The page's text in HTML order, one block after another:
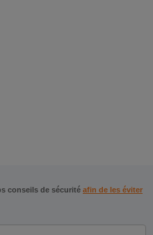
conseils de sécurité afin de les éviter